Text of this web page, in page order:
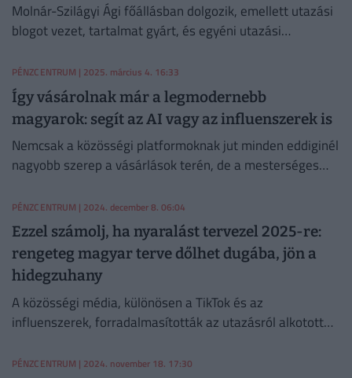
Molnár-Szilágyi Ági főállásban dolgozik, emellett utazási
blogot vezet, tartalmat gyárt, és egyéni utazási
PÉNZCENTRUM | 2025. március 4. 16:33
Így vásárolnak már a legmodernebb
magyarok: segít az AI vagy az influenszerek is
Nemcsak a közösségi platformoknak jut minden eddiginél
nagyobb szerep a vásárlások terén, de a mesterséges
PÉNZCENTRUM | 2024. december 8. 06:04
Ezzel számolj, ha nyaralást tervezel 2025-re:
rengeteg magyar terve dőlhet dugába, jön a
hidegzuhany
A közösségi média, különösen a TikTok és az
influenszerek, forradalmasították az utazásról alkotott
PÉNZCENTRUM | 2024. november 18. 17:30